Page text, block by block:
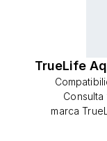
TrueLife
marca